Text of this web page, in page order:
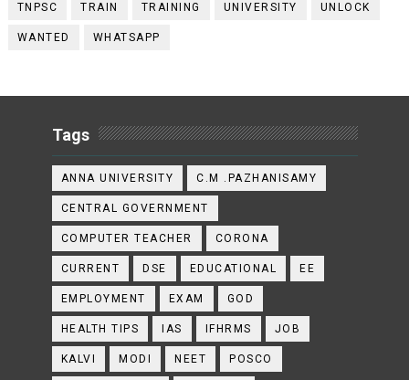
TNPSC TRAIN TRAINING UNIVERSITY UNLOCK
WANTED WHATSAPP
Tags
ANNA UNIVERSITY C.M .PAZHANISAMY
CENTRAL GOVERNMENT
COMPUTER TEACHER CORONA
CURRENT DSE EDUCATIONAL EE
EMPLOYMENT EXAM GOD
HEALTH TIPS IAS IFHRMS JOB
KALVI MODI NEET POSCO